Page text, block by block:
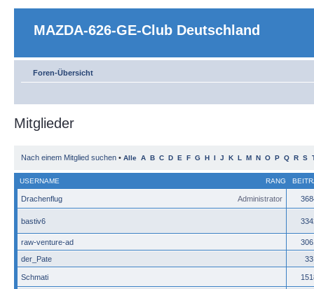
MAZDA-626-GE-Club Deutschland
Foren-Übersicht
Mitglieder
Nach einem Mitglied suchen • Alle A B C D E F G H I J K L M N O P Q R S
RANG
USERNAME
Administrator
Drachenflug
bastiv6
raw-venture-ad
der_Pate
33
Schmati